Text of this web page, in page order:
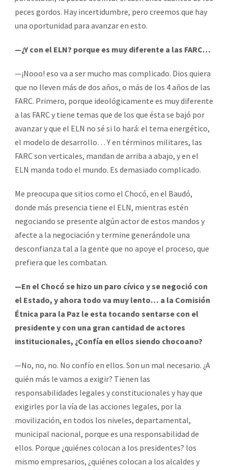
peces gordos. Hay incertidumbre, pero creemos que hay
una oportunidad para avanzar en esto.
—¿Y con el ELN? porque es muy diferente a las FARC…
—¡Nooo! eso va a ser mucho mas complicado. Dios quiera
que no lleven más de dos años, o más de los 4 años de las
FARC. Primero, porque ideológicamente es muy diferente
a las FARC y tiene temas que de los que ésta se bajó por
avanzar y que el ELN no sé si lo hará: el tema energético,
el modelo de desarrollo… Y en términos militares, las
FARC son verticales, mandan de arriba a abajo, y en el
ELN manda todo el mundo. Es demasiado complicado.
Me preocupa que sitios como el Chocó, en el Baudó,
donde más presencia tiene el ELN, mientras estén
negociando se presente algún actor de estos mandos y
afecte a la negociación y termine generándole una
desconfianza tal a la gente que no apoye el proceso, que
prefiera que les combatan.
—En el Chocó se hizo un paro cívico y se negoció con
el Estado, y ahora todo va muy lento… a la Comisión
Étnica para la Paz le esta tocando sentarse con el
presidente y con una gran cantidad de actores
institucionales, ¿Confía en ellos siendo chocoano?
—No, no, no. No confío en ellos. Son un mal necesario. ¿A
quién más le vamos a exigir? Tienen las
responsabilidades legales y constitucionales y hay que
exigirles por la vía de las acciones legales, por la
movilización, en todos los niveles, departamental,
municipal nacional, porque es una responsabilidad de
ellos. Porque ¿quiénes colocan a los presidentes? los
mismo empresarios, ¿quiénes colocan a los alcaldes y